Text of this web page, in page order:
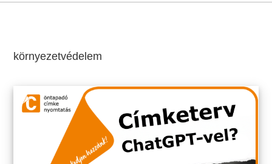
környezetvédelem